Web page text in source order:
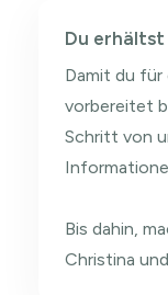
Du erhältst
Damit du
vorbereitet
Schritt von
Bis dahin,
Christina